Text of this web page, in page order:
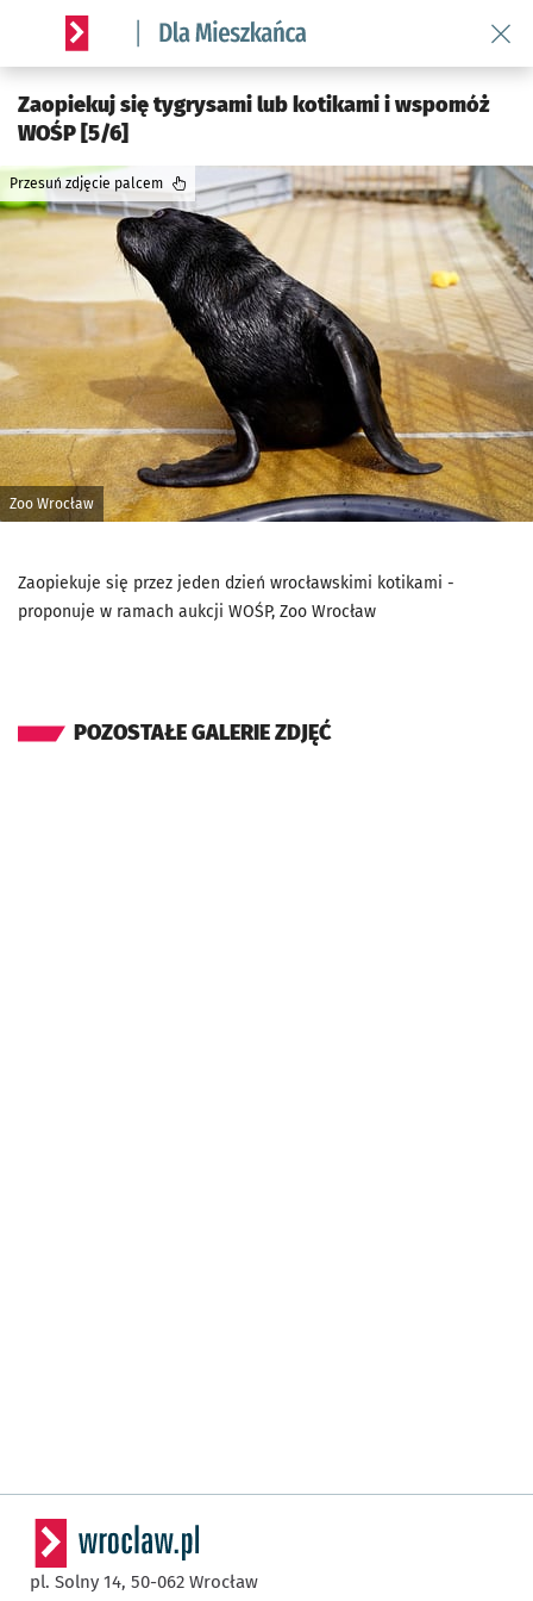
Serwis informacyjny wroclaw.pl podserwis: Dla mieszkańca
Zaopiekuj się tygrysami lub kotikami i wspomóż
WOŚP [5/6]
Zoo Wrocław
Przesuń zdjęcie palcem
Zaopiekuje się przez jeden dzień wrocławskimi kotikami -
proponuje w ramach aukcji WOŚP, Zoo Wrocław
POZOSTAŁE GALERIE ZDJĘĆ
pl. Solny 14, 50-062 Wrocław